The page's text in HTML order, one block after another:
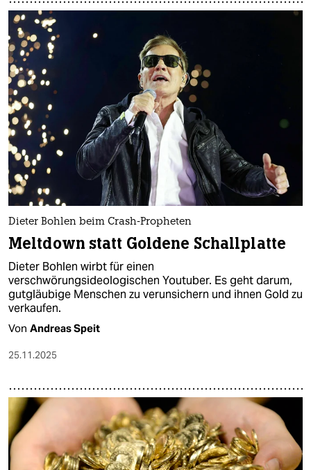
Dieter Bohlen beim Crash-Propheten
Meltdown statt Goldene Schallplatte
Dieter Bohlen wirbt für einen
verschwörungsideologischen Youtuber. Es geht darum,
gutgläubige Menschen zu verunsichern und ihnen Gold zu
verkaufen.
Von Andreas Speit
25.11.2025